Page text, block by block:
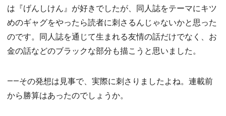
は『げんしけん』が好きでしたが、同人誌をテーマにキツ
めのギャグをやったら読者に刺さるんじゃないかと思った
のです。同人誌を通じて生まれる友情の話だけでなく、お
金の話などのブラックな部分も描こうと思いました。
――その発想は見事で、実際に刺さりましたよね。連載前
から勝算はあったのでしょうか。